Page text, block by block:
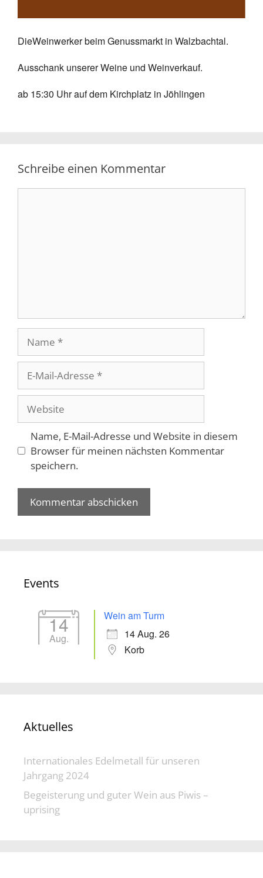
DieWeinwerker beim Genussmarkt in Walzbachtal.
Ausschank unserer Weine und Weinverkauf.
ab 15:30 Uhr auf dem Kirchplatz in Jöhlingen
Schreibe einen Kommentar
Mail-
Adresse
Website
Name, E-Mail-Adresse und Website in diesem
Browser für meinen nächsten Kommentar
speichern.
Events
14
Aug.
Wein am Turm
14 Aug. 26
Korb
Aktuelles
Internationales Edelmetall für unseren
Jahrgang 2024
Begeisterung und guter Wein aus Piwis –
uprising